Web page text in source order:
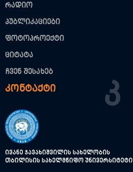
რადიო
პუბლიკაციები
ფოტოპროექტი
ციტატა
ჩვენ შესახებ
კონტაქტი Კ
ივანე ჯავახიშვილის სახელობის
თბილისის სახელმწიფო უნივერსიტეტი